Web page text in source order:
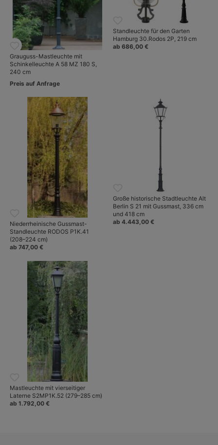
Grauguss-Mastleuchte mit
Schinkelleuchte A 58 MZ 180 S,
240 cm
Preis auf Anfrage
Standleuchte für den Garten
Hamburg 30.Rodos 2P, 219 cm
ab 686,00 €
Niederrheinische Gussmast-
Standleuchte RODOS P1K.41
(208–224 cm)
ab 747,00 €
Große historische Stadtleuchte Alt
Berlin S 21 mit Gussmast, 336 cm
und 418 cm
ab 4.443,00 €
Mastleuchte mit vierseitiger
Laterne S2MP1K.52 (279–285 cm)
ab 1.792,00 €